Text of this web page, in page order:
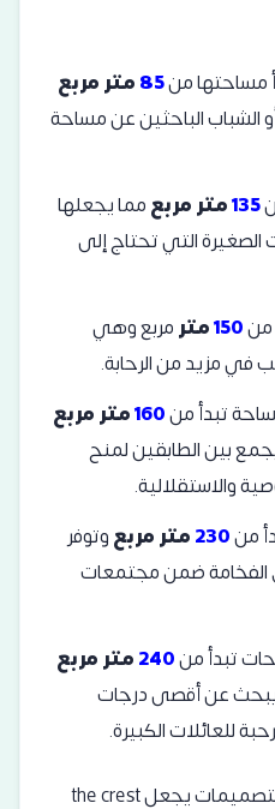
مساحتها من85مترمربع
الشباب الباحثين عن مساحة
135مترمربعمما يجعلها
الصغيرة التي تحتاج إلى
من150مترمربع وهي
في مزيد من الرحابة.
تبدأ من160مترمربع
بين الطابقين لمنح
والاستقلالية.
من230مترمربعوتوفر
الفخامة ضمن مجتمعات
تبدأ من240مترمربع
يبحث عن أقصى درجات
للعائلات الكبيرة.
هذا التنوع في المساحات والتصميمات يجعل the crest